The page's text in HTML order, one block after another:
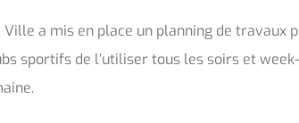
a mis en place un planning de travaux
sportifs de l’utiliser tous les soirs et